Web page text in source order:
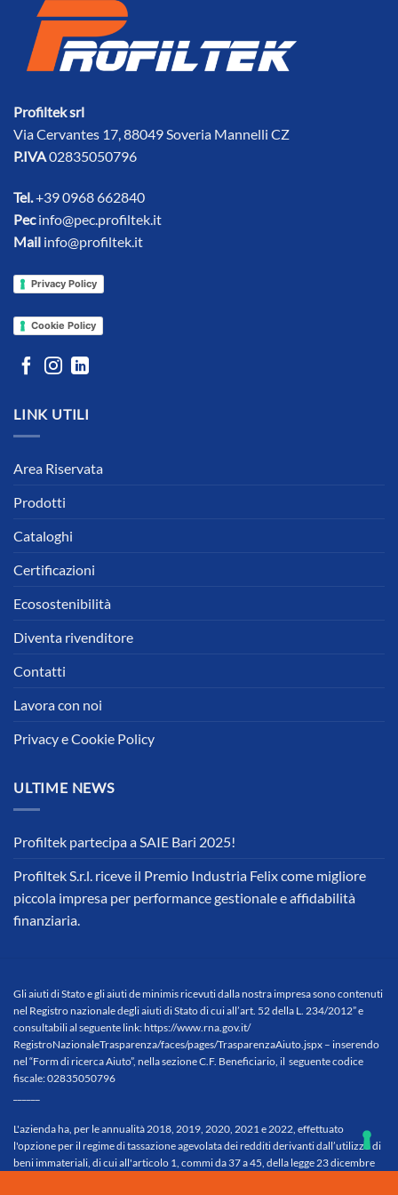
Profiltek srl
Via Cervantes 17, 88049 Soveria Mannelli CZ
P.IVA02835050796
Tel.+39 0968 662840
Pecinfo@pec.profiltek.it
Mail info@profiltek.it
Privacy Policy
Cookie Policy
LINK UTILI
Area Riservata
Prodotti
Cataloghi
Certificazioni
Ecosostenibilità
Diventa rivenditore
Contatti
Lavora con noi
Privacy e Cookie Policy
ULTIME NEWS
Profiltek partecipa a SAIE Bari 2025!
Profiltek S.r.l. riceve il Premio Industria Felix come migliore
piccola impresa per performance gestionale e affidabilità
finanziaria.
Gli aiuti di Stato e gli aiuti de minimis ricevuti dalla nostra impresa sono contenuti
nel Registro nazionale degli aiuti di Stato di cui all’art. 52 della L. 234/2012” e
consultabili al seguente link:https://www.rna.gov.it/
RegistroNazionaleTrasparenza/faces/pages/TrasparenzaAiuto. jspx – inserendo
nel “Form di ricerca Aiuto”, nella sezione C.F. Beneficiario, il seguente codice
fiscale: 02835050796
L'azienda ha, per le annualità 2018, 2019, 2020, 2021 e 2022, effettuato
l'opzione per il regime di tassazione agevolata dei redditi derivanti dall’utilizzo di
beni immateriali, di cui all'articolo 1, commi da 37 a 45, della legge 23 dicembre